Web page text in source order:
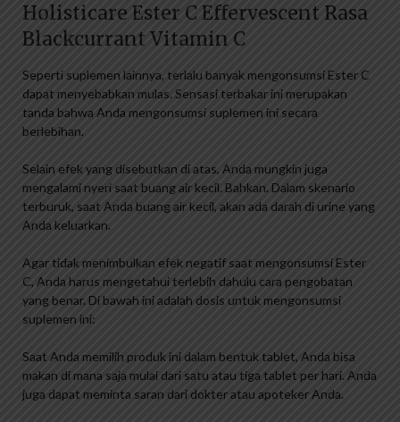
Holisticare Ester C Effervescent Rasa
Blackcurrant Vitamin C
Seperti suplemen lainnya, terlalu banyak mengonsumsi Ester C
dapat menyebabkan mulas. Sensasi terbakar ini merupakan
tanda bahwa Anda mengonsumsi suplemen ini secara
berlebihan.
Selain efek yang disebutkan di atas, Anda mungkin juga
mengalami nyeri saat buang air kecil. Bahkan. Dalam skenario
terburuk, saat Anda buang air kecil, akan ada darah di urine yang
Anda keluarkan.
Agar tidak menimbulkan efek negatif saat mengonsumsi Ester
C, Anda harus mengetahui terlebih dahulu cara pengobatan
yang benar. Di bawah ini adalah dosis untuk mengonsumsi
suplemen ini:
Saat Anda memilih produk ini dalam bentuk tablet, Anda bisa
makan di mana saja mulai dari satu atau tiga tablet per hari. Anda
juga dapat meminta saran dari dokter atau apoteker Anda.